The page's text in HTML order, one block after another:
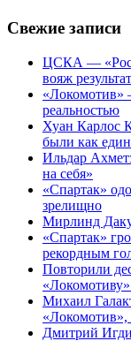
Свежие записи
ЦСКА —
вояж
«Локомотив»
реальностью
Хуан Карлос
были как
Ильдар
на себя»
«Спартак»
зрелищно
Мирлинд Даку
«Спартак»
рекордным
Повторили
Михаил
Дмитрий